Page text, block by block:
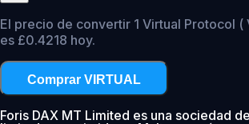
El precio de convertir 1 Virtual Protocol (
es £0.4218 hoy.
Comprar VIRTUAL
Foris DAX MT Limited es una sociedad